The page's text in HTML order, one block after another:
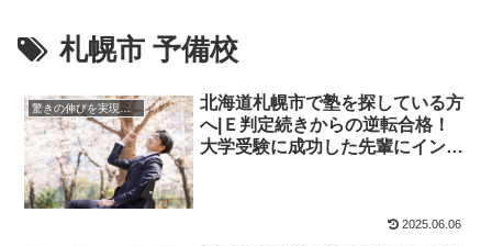
札幌市 予備校
驚きの伸びを実現｜先輩列伝
北海道札幌市で塾を探している方
へ|Ｅ判定続きからの逆転合格！
大学受験に成功した先輩にインタ
2025.06.06